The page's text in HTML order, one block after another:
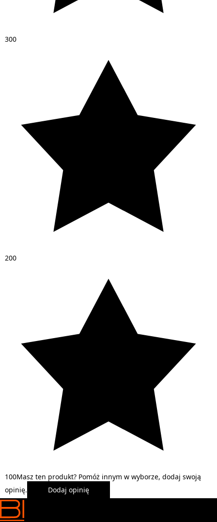
300
200
100Masz ten produkt? Pomóż innym w wyborze, dodaj swoją
opinię.
Dodaj opinię